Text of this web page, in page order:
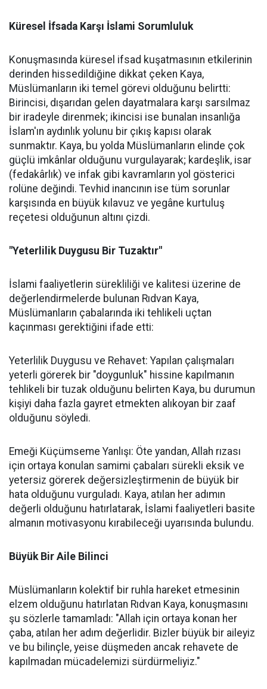
Küresel İfsada Karşı İslami Sorumluluk
Konuşmasında küresel ifsad kuşatmasının etkilerinin
derinden hissedildiğine dikkat çeken Kaya,
Müslümanların iki temel görevi olduğunu belirtti:
Birincisi, dışarıdan gelen dayatmalara karşı sarsılmaz
bir iradeyle direnmek; ikincisi ise bunalan insanlığa
İslam'ın aydınlık yolunu bir çıkış kapısı olarak
sunmaktır. Kaya, bu yolda Müslümanların elinde çok
güçlü imkânlar olduğunu vurgulayarak; kardeşlik, isar
(fedakârlık) ve infak gibi kavramların yol gösterici
rolüne değindi. Tevhid inancının ise tüm sorunlar
karşısında en büyük kılavuz ve yegâne kurtuluş
reçetesi olduğunun altını çizdi.
"Yeterlilik Duygusu Bir Tuzaktır"
İslami faaliyetlerin sürekliliği ve kalitesi üzerine de
değerlendirmelerde bulunan Rıdvan Kaya,
Müslümanların çabalarında iki tehlikeli uçtan
kaçınması gerektiğini ifade etti:
Yeterlilik Duygusu ve Rehavet: Yapılan çalışmaları
yeterli görerek bir "doygunluk" hissine kapılmanın
tehlikeli bir tuzak olduğunu belirten Kaya, bu durumun
kişiyi daha fazla gayret etmekten alıkoyan bir zaaf
olduğunu söyledi.
Emeği Küçümseme Yanlışı: Öte yandan, Allah rızası
için ortaya konulan samimi çabaları sürekli eksik ve
yetersiz görerek değersizleştirmenin de büyük bir
hata olduğunu vurguladı. Kaya, atılan her adımın
değerli olduğunu hatırlatarak, İslami faaliyetleri basite
almanın motivasyonu kırabileceği uyarısında bulundu.
Büyük Bir Aile Bilinci
Müslümanların kolektif bir ruhla hareket etmesinin
elzem olduğunu hatırlatan Rıdvan Kaya, konuşmasını
şu sözlerle tamamladı: "Allah için ortaya konan her
çaba, atılan her adım değerlidir. Bizler büyük bir aileyiz
ve bu bilinçle, yeise düşmeden ancak rehavete de
kapılmadan mücadelemizi sürdürmeliyiz."